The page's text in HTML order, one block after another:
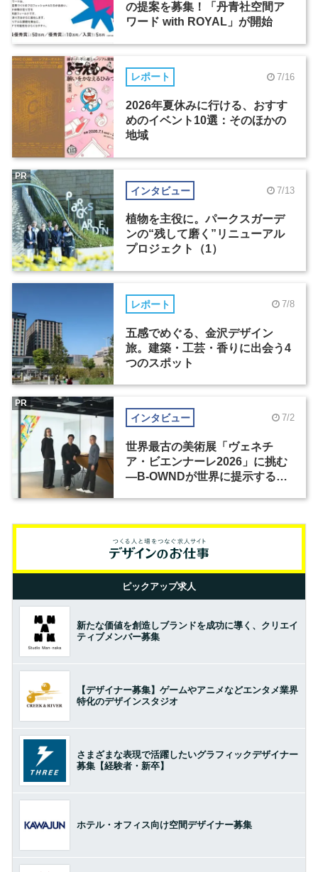
の提案を募集！「丹青社空間ア
ワード with ROYAL」が開始
レポート 7/16
2026年夏休みに行ける、おすす
めのイベント10選：そのほかの
地域
インタビュー 7/13
植物を主役に。パークスガーデ
ンの“残して磨く”リニューアル
プロジェクト（1）
PR
レポート 7/8
五感でめぐる、金沢デザイン
旅。建築・工芸・香りに出会う4
つのスポット
インタビュー 7/2
世界最古の美術展「ヴェネチ
ア・ビエンナーレ2026」に挑む
―B-OWNDが世界に提示する美
PR
ピックアップ求人
新たな価値を創造しブランドを成功に導く、クリエイ
ティブメンバー募集
【デザイナー募集】ゲームやアニメなどエンタメ業界
特化のデザインスタジオ
さまざまな表現で活躍したいグラフィックデザイナー
募集【経験者・新卒】
ホテル・オフィス向け空間デザイナー募集